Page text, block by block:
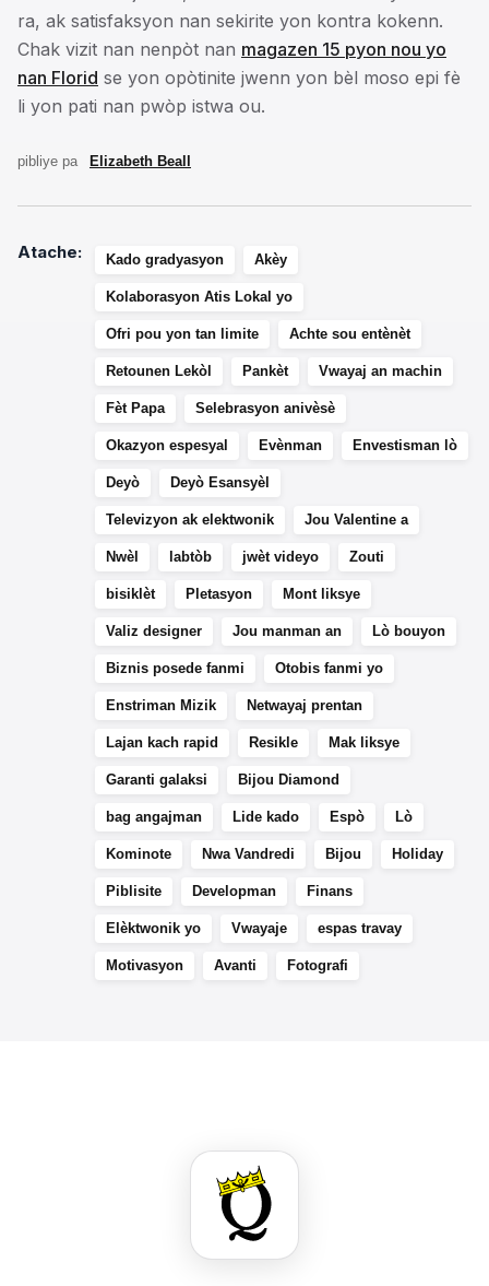
ra, ak satisfaksyon nan sekirite yon kontra kokenn.
Chak vizit nan nenpòt nan magazen 15 pyon nou yo
nan Florid se yon opòtinite jwenn yon bèl moso epi fè
li yon pati nan pwòp istwa ou.
pibliye pa Elizabeth Beall
Atache: Kado gradyasyon Akèy
Kolaborasyon Atis Lokal yo
Ofri pou yon tan limite Achte sou entènèt
Retounen Lekòl Pankèt Vwayaj an machin
Fèt Papa Selebrasyon anivèsè
Okazyon espesyal Evènman Envestisman lò
Deyò Deyò Esansyèl
Televizyon ak elektwonik Jou Valentine a
Nwèl labtòb jwèt videyo Zouti
bisiklèt Pletasyon Mont liksye
Valiz designer Jou manman an Lò bouyon
Biznis posede fanmi Otobis fanmi yo
Enstriman Mizik Netwayaj prentan
Lajan kach rapid Resikle Mak liksye
Garanti galaksi Bijou Diamond
bag angajman Lide kado Espò Lò
Kominote Nwa Vandredi Bijou Holiday
Piblisite Developman Finans
Elèktwonik yo Vwayaje espas travay
Motivasyon Avanti Fotografi